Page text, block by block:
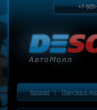
+7-
Каталог|Покупка и